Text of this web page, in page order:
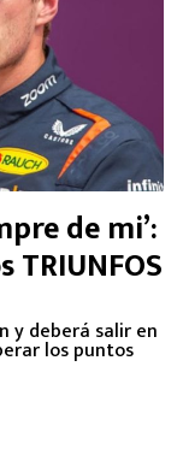
de mi’:
y deberá salir en
los puntos